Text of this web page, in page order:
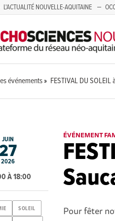
L'ACTUALITÉ NOUVELLE-AQUITAINE
événements FESTIVAL DU
ÉVÉNEMENT
Pour fêter
JUIN
27
2026
À 18:00
SOLEIL